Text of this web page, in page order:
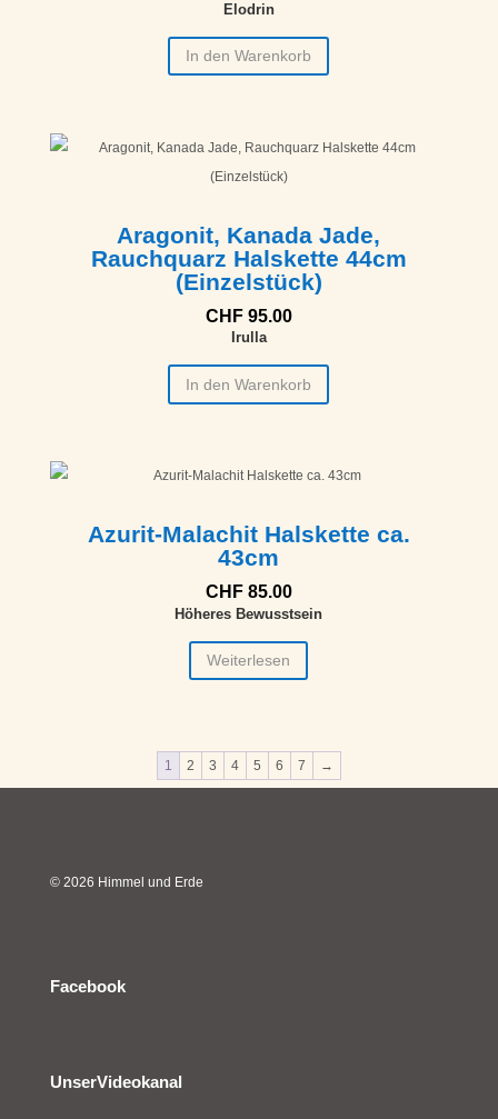
Elodrin
In den Warenkorb
Aragonit, Kanada Jade,
Rauchquarz Halskette 44cm
(Einzelstück)
CHF95.00
Irulla
In den Warenkorb
Azurit-Malachit Halskette ca.
43cm
CHF85.00
Höheres Bewusstsein
Weiterlesen
1 2 3 4 5 6 7 →
© 2026 Himmel und Erde
Facebook
UnserVideokanal